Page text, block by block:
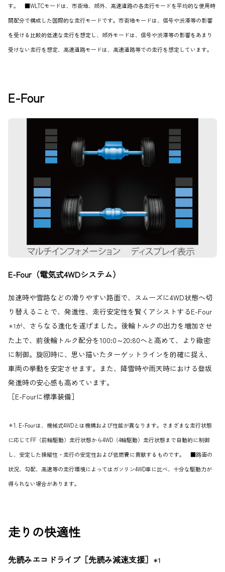
す。 ■WLTCモードは、市街地、郊外、高速道路の各走行モードを平均的な使用時
間配分で構成した国際的な走行モードです。市街地モードは、信号や渋滞等の影響
を受ける比較的低速な走行を想定し、郊外モードは、信号や渋滞等の影響をあまり
受けない走行を想定、高速道路モードは、高速道路等での走行を想定しています。
E-Four
E-Four（電気式4WDシステム）
加速時や雪路などの滑りやすい路面で、スムーズに4WD状態へ切
り替えることで、発進性、走行安定性を賢くアシストするE-Four
＊1が、さらなる進化を遂げました。後輪トルクの出力を増加させ
た上で、前後輪トルク配分を100:0～20:80へと高めて、より緻密
に制御。旋回時に、思い描いたターゲットラインを的確に捉え、
車両の挙動を安定させます。また、降雪時や雨天時における登坂
発進時の安心感も高めています。
［E-Fourに標準装備］
＊1. E-Fourは、機械式4WDとは機構および性能が異なります。さまざまな走行状態
に応じてFF（前輪駆動）走行状態から4WD（4輪駆動）走行状態まで自動的に制御
し、安定した操縦性・走行の安定性および低燃費に貢献するものです。 ■路面の
状況、勾配、高速等の走行環境によってはガソリン4WD車に比べ、十分な駆動力が
得られない場合があります。
走りの快適性
先読みエコドライブ［先読み減速支援］ ＊1